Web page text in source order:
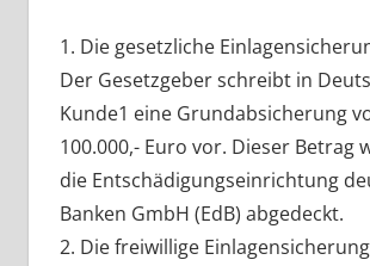
1. Die gesetzliche
Der Gesetzgeber schreibt in
Kunde1 eine Grundabsicherung
100.000,- Euro vor. Dieser Betrag
die Entschädigungseinrichtung
Banken GmbH (EdB) abgedeckt.
2. Die freiwillige